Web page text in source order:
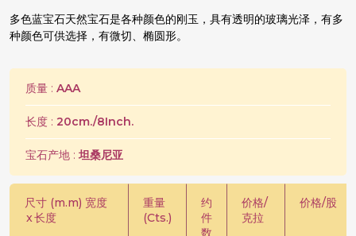
多色蓝宝石天然宝石是各种颜色的刚玉，具有透明的玻璃光泽，有多
种颜色可供选择，有微切、椭圆形。
质量 : AAA
长度 : 20cm./8Inch.
宝石产地 :坦桑尼亚
尺寸 (m.m) 宽度
x长度
重量
(Cts.)
约
件
数
价格/
克拉
价格/股